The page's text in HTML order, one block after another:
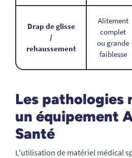
Drap de glisse
/
rehaussement
Alitement
complet
ou grande
faiblesse
Les pathologies
un équipement
Santé
L'utilisation de matériel médical